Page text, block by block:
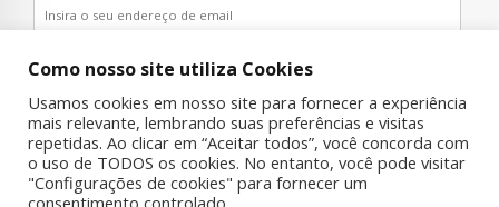
Copyright © 2019 UNIAD – Unidade de Pesquisa em Álcool e Drogas
Como nosso site utiliza Cookies
Usamos cookies em nosso site para fornecer a experiência
mais relevante, lembrando suas preferências e visitas
repetidas. Ao clicar em “Aceitar todos”, você concorda com
o uso de TODOS os cookies. No entanto, você pode visitar
"Configurações de cookies" para fornecer um
consentimento controlado.